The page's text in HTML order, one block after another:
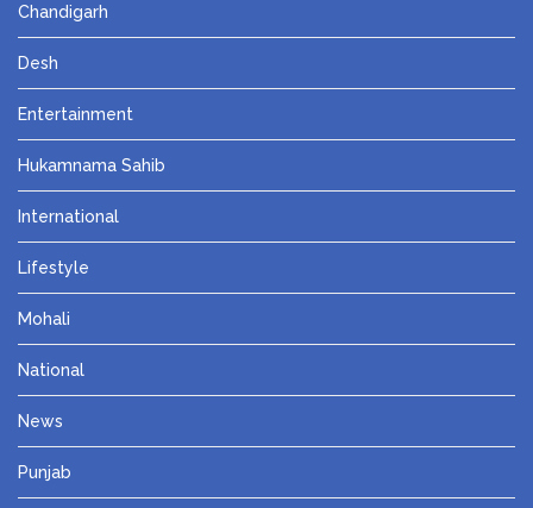
Chandigarh
Desh
Entertainment
Hukamnama Sahib
International
Lifestyle
Mohali
National
News
Punjab